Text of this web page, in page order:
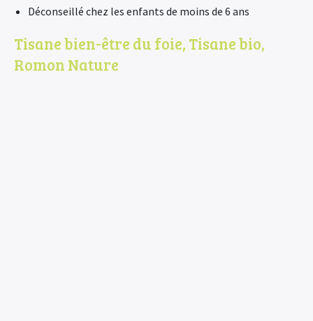
Déconseillé chez les enfants de moins de 6 ans
Tisane bien-être du foie, Tisane bio,
Romon Nature